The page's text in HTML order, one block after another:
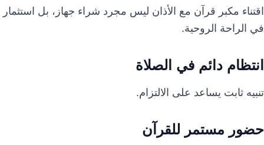
اقتناء مكبر قرآن مع الأذان ليس مجرد شراء جهاز، بل استثمار
في الراحة الروحية.
انتظام دائم في الصلاة
تنبيه ثابت يساعد على الالتزام.
حضور مستمر للقرآن